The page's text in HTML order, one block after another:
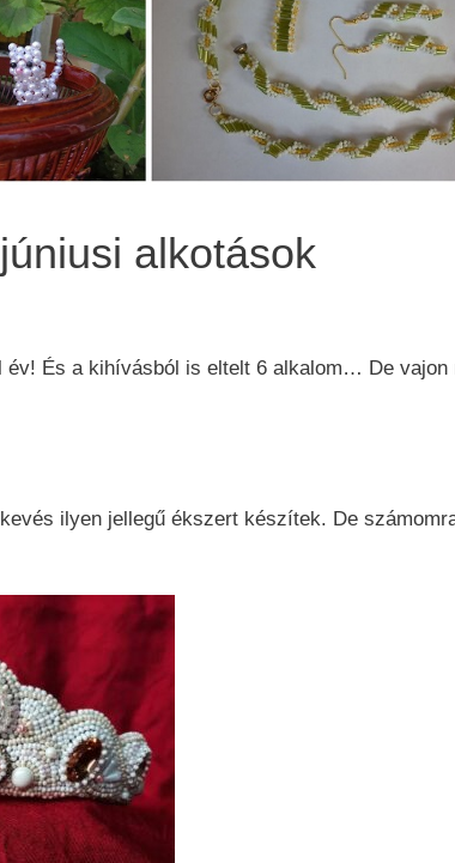
alkotások
év! És a kihívásból is eltelt 6 alkalom… De vajon
ilyen jellegű ékszert készítek. De